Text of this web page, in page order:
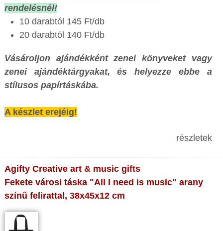
rendelésnél!
10 darabtól 145 Ft/db
20 darabtól 140 Ft/db
Vásároljon ajándékként zenei könyveket vagy
zenei ajándéktárgyakat, és helyezze ebbe a
stílusos papírtáskába.
A készlet erejéig!
részletek
Agifty Creative art & music gifts
Fekete városi táska "All I need is music" arany
színű felirattal, 38x45x12 cm